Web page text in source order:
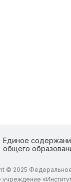
Единое
общего
© 2025
учреждение